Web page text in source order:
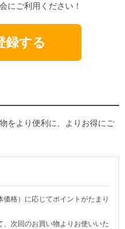
にご利用ください！
録する
をより便利に、よりお得にご
格）に応じてポイントがたまり
次回のお買い物よりお使いいた